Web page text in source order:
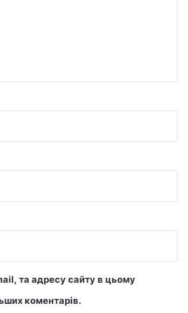
та адресу сайту в цьому
коментарів.